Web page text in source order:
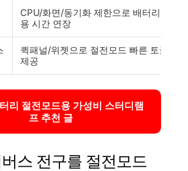
CPU/화면/동기화 제한으로 배터리 사
용 시간 연장
퀵패널/위젯으로 절전모드 빠른 토글
제공
리 절전모드용 가성비 스터디램
프 추천 글
스 전구를 절전모드